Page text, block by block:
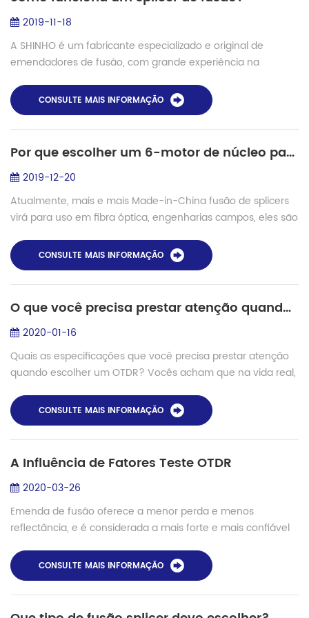
2019-11-18
A SHINHO é um fabricante especializado e original de
emendadores de fusão, com grande experiência na
splicers de fusão são lançados no mercado para ...
CONSULTE MAIS INFORMAÇÃO
Por que escolher um 6-motor de núcleo para núcleo de alinhamento de fibra de fusão splicer?
2019-12-20
Atualmente, mais e mais Made-in-China fusão de splicers
virá para uso em fibra óptica, engenharias campos, eles são
o desempenho estável. Mas par...
CONSULTE MAIS INFORMAÇÃO
O que você precisa prestar atenção quando escolher um OTDR?
2020-01-16
Quais as especificações que você precisa prestar atenção
quando escolher um OTDR? Vocês acham que na vida real,
resultados de cada fabricante,...
CONSULTE MAIS INFORMAÇÃO
A Influência de Fatores Teste OTDR
2020-03-26
Emenda de fusão oferece a menor perda e menos
reflectância, e é considerada a mais forte e mais confiável
corretamente, uma emenda pode apresentar uma pe...
CONSULTE MAIS INFORMAÇÃO